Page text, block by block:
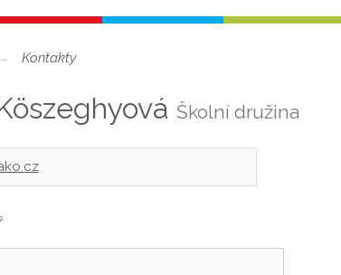
Kontakty
Školní družina